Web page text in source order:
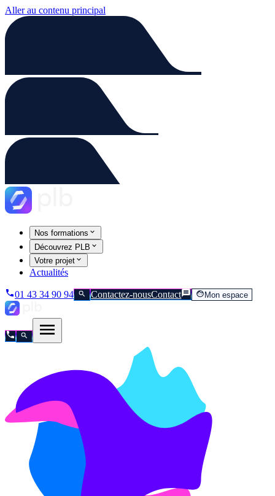
Aller au contenu principal
Nos formations
Découvrez PLB
Votre projet
Actualités
01 43 34 90 94 Contactez-nousContact Mon espace